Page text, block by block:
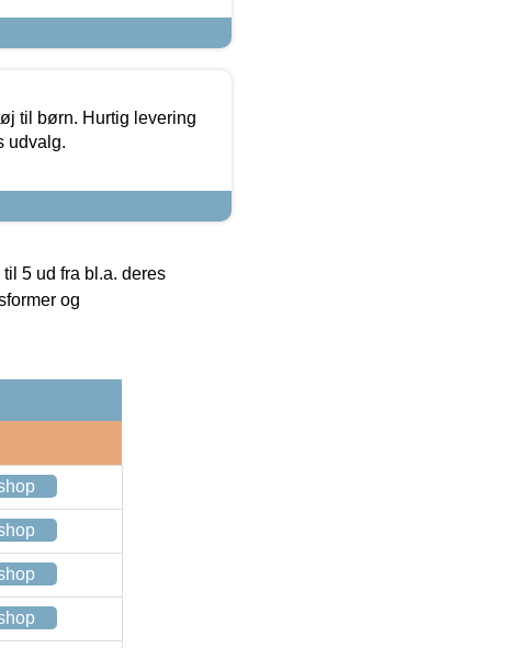
til børn. Hurtig levering
udvalg.
5 ud fra bl.a. deres
og